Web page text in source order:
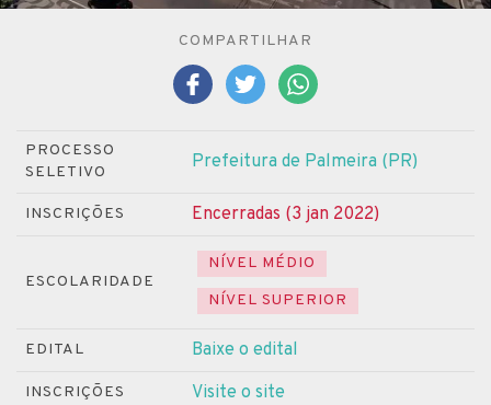
COMPARTILHAR
PROCESSO
SELETIVO
Prefeitura de Palmeira (PR)
INSCRIÇÕES Encerradas (3 jan 2022)
ESCOLARIDADE
NÍVEL MÉDIO
NÍVEL SUPERIOR
EDITAL Baixe o edital
INSCRIÇÕES Visite o site